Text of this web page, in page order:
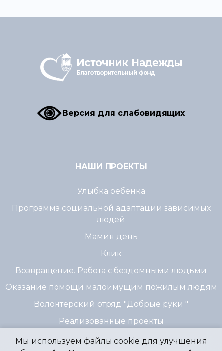
Версия для слабовидящих
НАШИ ПРОЕКТЫ
Улыбка ребенка
Программа социальной адаптации зависимых
людей
Мамин день
Клик
Возвращение. Работа с бездомными людьми
Оказание помощи малоимущим пожилым людям
Волонтерский отряд "Добрые руки "
Реализованные проекты
Мы используем файлы cookie для улучшения